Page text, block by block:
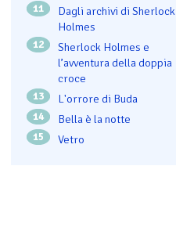
11
Dagli archivi di Sherlock
Holmes
12
Sherlock Holmes e
l’avventura della doppia
croce
13 L'orrore di Buda
14 Bella è la notte
15 Vetro